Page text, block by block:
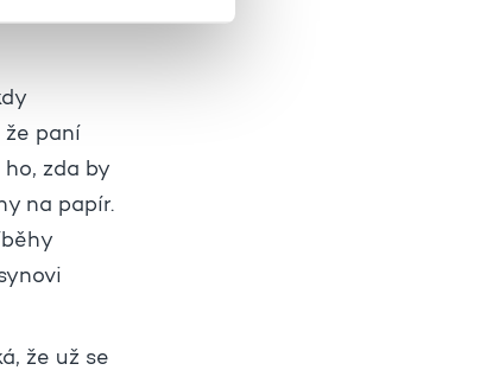
paní
zda by
na papír.
že už se